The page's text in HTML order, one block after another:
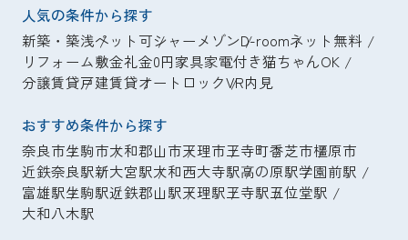
人気の条件から探す
新築・築浅ペット可シャーメゾンD-roomネット無料
リフォーム敷金礼金0円家具家電付き猫ちゃんOK
分譲賃貸戸建賃貸オートロックVR内見
おすすめ条件から探す
奈良市生駒市大和郡山市天理市王寺町香芝市橿原市
近鉄奈良駅新大宮駅大和西大寺駅高の原駅学園前駅
富雄駅生駒駅近鉄郡山駅天理駅王寺駅五位堂駅
大和八木駅